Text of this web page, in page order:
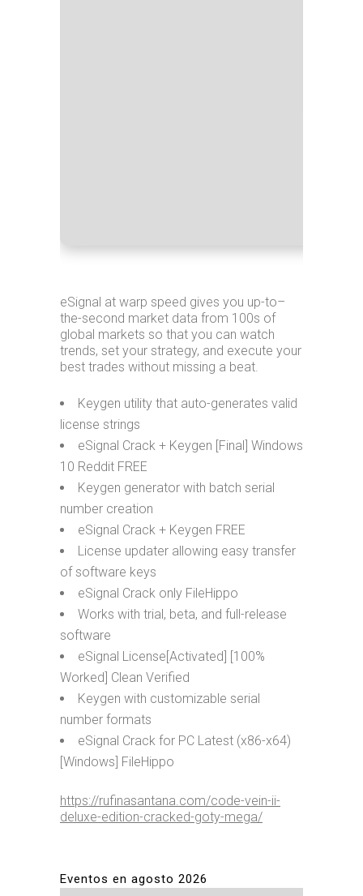
eSignal at warp speed gives you up-to–
the-second market data from 100s of
global markets so that you can watch
trends, set your strategy, and execute your
best trades without missing a beat.
Keygen utility that auto-generates valid
license strings
eSignal Crack + Keygen [Final] Windows
10 Reddit FREE
Keygen generator with batch serial
number creation
eSignal Crack + Keygen FREE
License updater allowing easy transfer
of software keys
eSignal Crack only FileHippo
Works with trial, beta, and full-release
software
eSignal License[Activated] [100%
Worked] Clean Verified
Keygen with customizable serial
number formats
eSignal Crack for PC Latest (x86-x64)
[Windows] FileHippo
https://rufinasantana.com/code-vein-ii-
deluxe-edition-cracked-goty-mega/
Eventos en agosto 2026